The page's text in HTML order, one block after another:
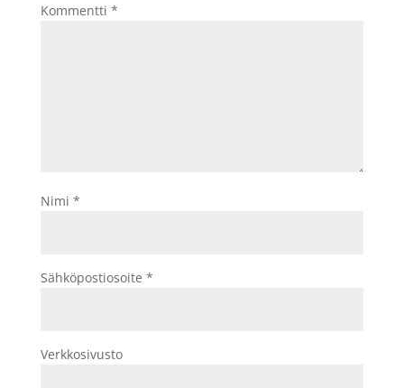
Kommentti *
Nimi *
Sähköpostiosoite *
Verkkosivusto